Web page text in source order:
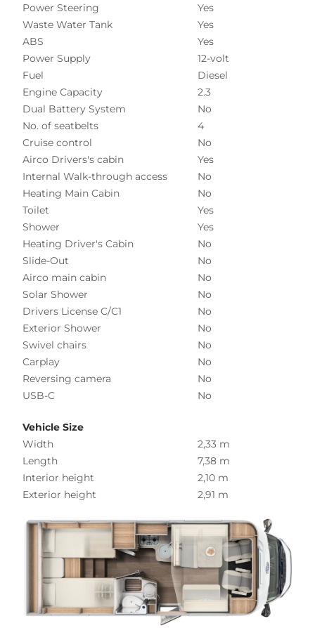
Power Steering
Yes
Waste Water Tank
Yes
ABS
Yes
Power Supply
12-volt
Fuel
Diesel
Engine Capacity
2.3
Dual Battery System
No
No. of seatbelts
4
Cruise control
No
Airco Drivers's cabin
Yes
Internal Walk-through access
No
Heating Main Cabin
No
Toilet
Yes
Shower
Yes
Heating Driver's Cabin
No
Slide-Out
No
Airco main cabin
No
Solar Shower
No
Drivers License C/C1
No
Exterior Shower
No
Swivel chairs
No
Carplay
No
Reversing camera
No
USB-C
No
Vehicle Size
Width
2,33 m
Length
7,38 m
Interior height
2,10 m
Exterior height
2,91 m